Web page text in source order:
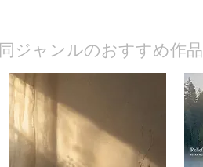
​同ジャンルのおすすめ作品